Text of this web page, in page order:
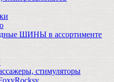
ШИНЫ в ассортименте
стимуляторы